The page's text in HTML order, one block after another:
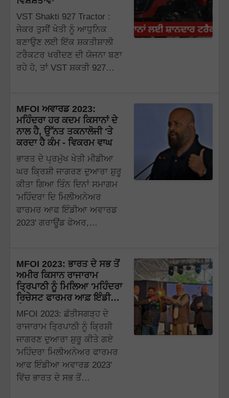
VST Shakti 927 Tractor :
ਜੇਕਰ ਤੁਸੀਂ ਖੇਤੀ ਨੂੰ ਆਧੁਨਿਕ
ਬਣਾਉਣ ਲਈ ਇੱਕ ਸ਼ਕਤੀਸ਼ਾਲੀ
ਟਰੈਕਟਰ ਖਰੀਦਣ ਦੀ ਯੋਜਨਾ ਬਣਾ
ਰਹੇ ਹੋ, ਤਾਂ VST ਸ਼ਕਤੀ 927…
MFOI ਅਵਾਰਡ 2023:
ਮਹਿੰਦਰਾ ਹਰ ਕਦਮ ਕਿਸਾਨਾਂ ਦੇ
ਨਾਲ ਹੈ, ਉੱਨਤ ਤਕਨਾਲੋਜੀ 'ਤੇ
ਕਰਦਾ ਹੈ ਕੰਮ - ਵਿਕਰਮ ਵਾਘ
ਭਾਰਤ ਦੇ ਪ੍ਰਮੁੱਖ ਖੇਤੀ ਮੀਡੀਆ
ਘਰ ਕ੍ਰਿਸ਼ੀ ਜਾਗਰਣ ਦੁਆਰਾ ਸ਼ੁਰੂ
ਕੀਤਾ ਗਿਆ ਤਿੰਨ ਦਿਨਾਂ ਸਮਾਗਮ
'ਮਹਿੰਦਰਾ ਦਿ ਮਿਲੀਅਨੇਅਰ
ਫਾਰਮਰ ਆਫ ਇੰਡੀਆ ਅਵਾਰਡ
2023' ਗਰਾਊਂਡ ਫੇਅਰ,…
MFOI 2023: ਭਾਰਤ ਦੇ ਸਭ ਤੋਂ
ਅਮੀਰ ਕਿਸਾਨ ਰਾਜਾਰਾਮ
ਤ੍ਰਿਪਾਠੀ ਨੂੰ ਮਿਲਿਆ 'ਮਹਿੰਦਰਾ
ਰਿਚੇਸਟ ਫਾਰਮਰ ਆਫ਼ ਇੰਡੀਆ
ਐਵਾਰਡ'
MFOI 2023: ਛੱਤੀਸਗੜ੍ਹ ਦੇ
ਰਾਜਾਰਾਮ ਤ੍ਰਿਪਾਠੀ ਨੂੰ ਕ੍ਰਿਸ਼ੀ
ਜਾਗਰਣ ਦੁਆਰਾ ਸ਼ੁਰੂ ਕੀਤੇ ਗਏ
'ਮਹਿੰਦਰਾ ਮਿਲੀਅਨੇਅਰ ਫਾਰਮਰ
ਆਫ ਇੰਡੀਆ ਅਵਾਰਡ 2023'
ਵਿੱਚ ਭਾਰਤ ਦੇ ਸਭ ਤੋਂ…